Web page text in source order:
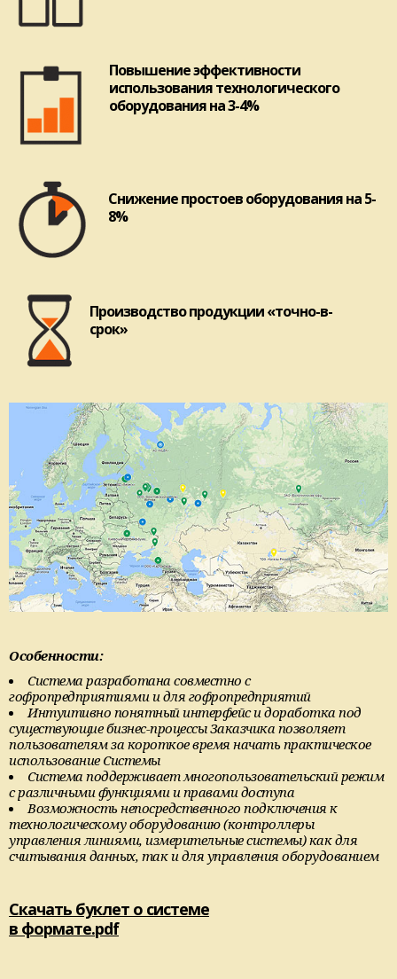
Повышение эффективности
использования технологического
оборудования на 3-4%
Снижение простоев оборудования на 5-
8%
Производство продукции «точно-в-
срок»
Особенности:
Система разработана совместно с
гофропредприятиями и для гофропредприятий
Интуитивно понятный интерфейс и доработка под
существующие бизнес-процессы Заказчика позволяет
пользователям за короткое время начать практическое
использование Системы
Система поддерживает многопользовательский режим
с различными функциями и правами доступа
Возможность непосредственного подключения к
технологическому оборудованию (контроллеры
управления линиями, измерительные системы) как для
считывания данных, так и для управления оборудованием
Скачать буклет о системе
в формате.pdf